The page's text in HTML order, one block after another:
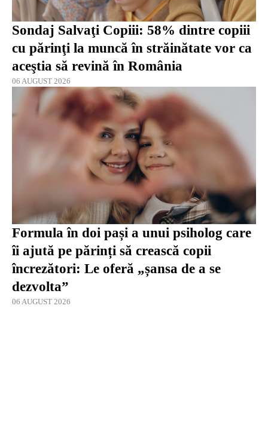
Sondaj Salvaţi Copiii: 58% dintre copiii
cu părinţi la muncă în străinătate vor ca
aceştia să revină în România
06 AUGUST 2026
Formula în doi pași a unui psiholog care
îi ajută pe părinți să crească copii
încrezători: Le oferă „șansa de a se
dezvolta”
06 AUGUST 2026